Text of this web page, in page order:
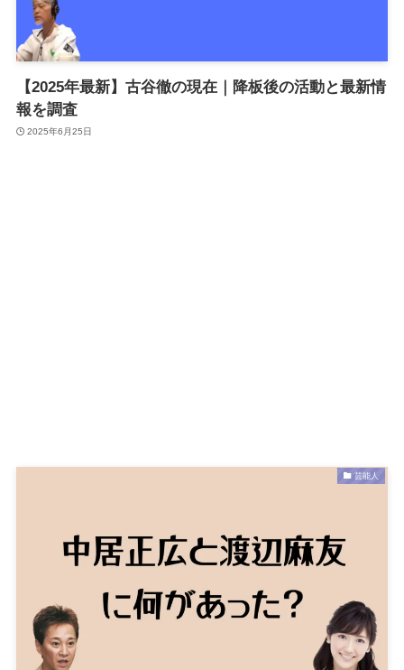
【2025年最新】古谷徹の現在｜降板後の活動と最新情
報を調査
2025年6月25日
芸能人